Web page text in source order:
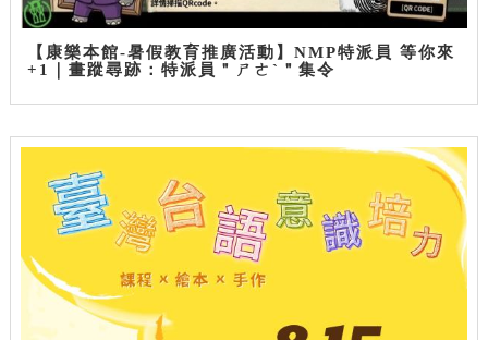
【康樂本館-暑假教育推廣活動】NMP特派員 等你來
+1｜畫蹤尋跡：特派員＂ㄕㄜˋ＂集令